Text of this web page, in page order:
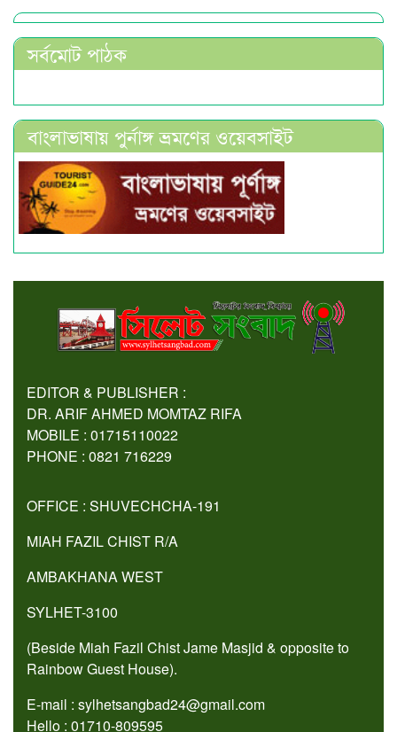
সর্বমোট পাঠক
বাংলাভাষায় পুর্নাঙ্গ ভ্রমণের ওয়েবসাইট
EDITOR & PUBLISHER :
DR. ARIF AHMED MOMTAZ RIFA
MOBILE : 01715110022
PHONE : 0821 716229
OFFICE : SHUVECHCHA-191
MIAH FAZIL CHIST R/A
AMBAKHANA WEST
SYLHET-3100
(Beside Miah Fazil Chist Jame Masjid & opposite to
Rainbow Guest House).
E-mail : sylhetsangbad24@gmail.com
Hello : 01710-809595